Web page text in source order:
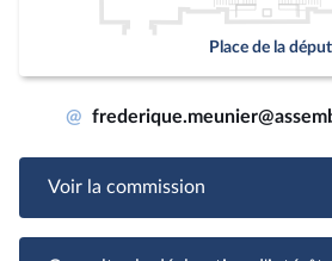
Place de la
@
Voir la commission